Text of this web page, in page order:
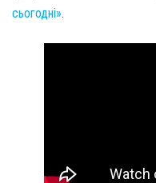
сьогодні».